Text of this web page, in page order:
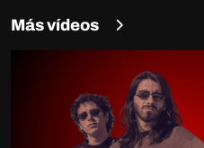
Más vídeos